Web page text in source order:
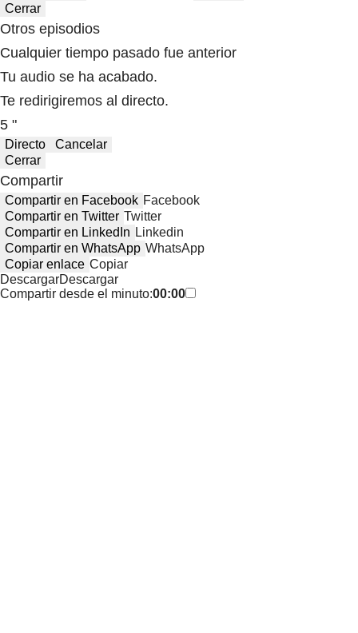
Cerrar
Otros episodios
Cualquier tiempo pasado fue anterior
Tu audio se ha acabado.
Te redirigiremos al directo.
5 "
Directo
Cancelar
Cerrar
Compartir
Compartir en Facebook Facebook
Compartir en Twitter Twitter
Compartir en LinkedIn Linkedin
Compartir en WhatsApp WhatsApp
Copiar enlace Copiar
DescargarDescargar
Compartir desde el minuto:00:00